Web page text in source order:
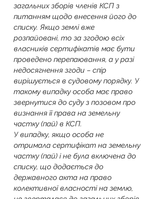
загальних зборів членів КСП з
питанням щодо внесення його до
списку. Якщо землі вже
розпайовані, то за згодою всіх
власників сертифікатів має бути
проведено перепаювання, а у разі
недосягнення згоди – спір
вирішується в судовому порядку. У
такому випадку особа має право
звернутися до суду з позовом про
визнання її права на земельну
частку (пай) в КСП.
У випадку, якщо особа не
отримала сертифікат на земельну
частку (пай) і не була включена до
списку, що додається до
державного акта на право
колективної власності на землю,